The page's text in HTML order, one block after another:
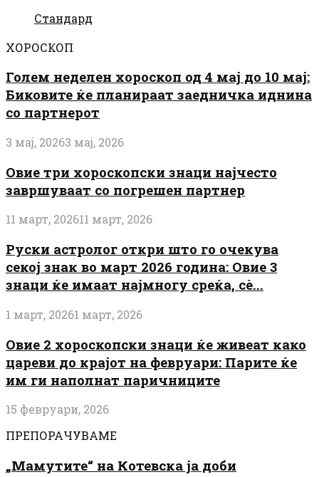
Стандард
ХОРОСКОП
Голем неделен хороскоп од 4 мај до 10 мај:
Биковите ќе планираат заедничка иднина
со партнерот
3 мај, 20263 мај, 2026
Овие три хороскопски знаци најчесто
завршуваат со погрешен партнер
11 март, 202611 март, 2026
Руски астролог откри што го очекува
секој знак во март 2026 година: Овие 3
знаци ќе имаат најмногу среќа, сè...
1 март, 20261 март, 2026
Овие 2 хороскопски знаци ќе живеат како
цареви до крајот на февруари: Парите ќе
им ги наполнат паричниците
15 февруари, 2026
ПРЕПОРАЧУВАМЕ
„Мамутите“ на Котевска ја доби